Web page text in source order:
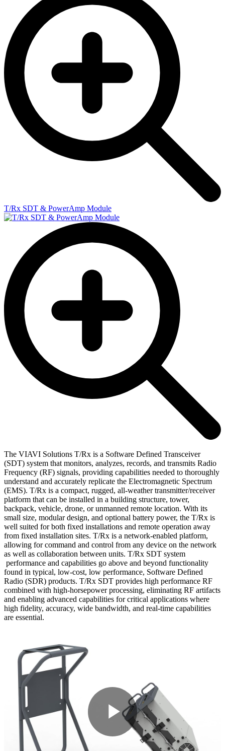
T/Rx SDT & PowerAmp Module
The VIAVI Solutions T/Rx is a Software Defined Transceiver
(SDT) system that monitors, analyzes, records, and transmits Radio
Frequency (RF) signals, providing capabilities needed to thoroughly
understand and accurately replicate the Electromagnetic Spectrum
(EMS). T/Rx is a compact, rugged, all-weather transmitter/receiver
platform that can be installed in a building structure, tower,
backpack, vehicle, drone, or unmanned remote location. With its
small size, modular design, and optional battery power, the T/Rx is
well suited for both fixed installations and remote operation away
from fixed installation sites. T/Rx is a network-enabled platform,
allowing for command and control from any device on the network
as well as collaboration between units. T/Rx SDT system
performance and capabilities go above and beyond functionality
found in typical, low-cost, low performance, Software Defined
Radio (SDR) products. T/Rx SDT provides high performance RF
combined with high-horsepower processing, eliminating RF artifacts
and enabling advanced capabilities for critical applications where
high fidelity, accuracy, wide bandwidth, and real-time capabilities
are essential.